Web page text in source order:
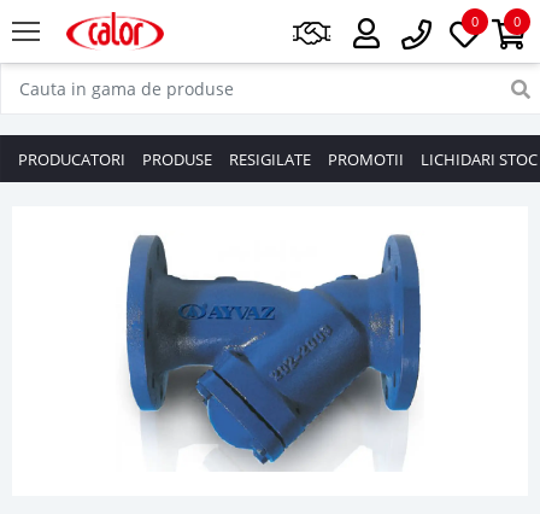
0
0
PRODUCATORI PRODUSE RESIGILATE PROMOTII LICHIDARI STOC